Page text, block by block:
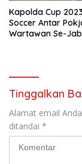
Kapolda Cup
Soccer Antar
Wartawan Se-
Tinggalkan
Alamat email
ditandai *